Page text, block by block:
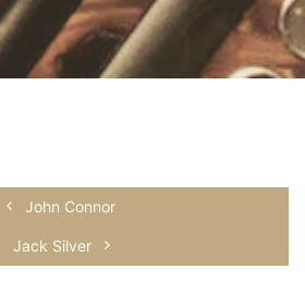
John Connor
Jack Silver